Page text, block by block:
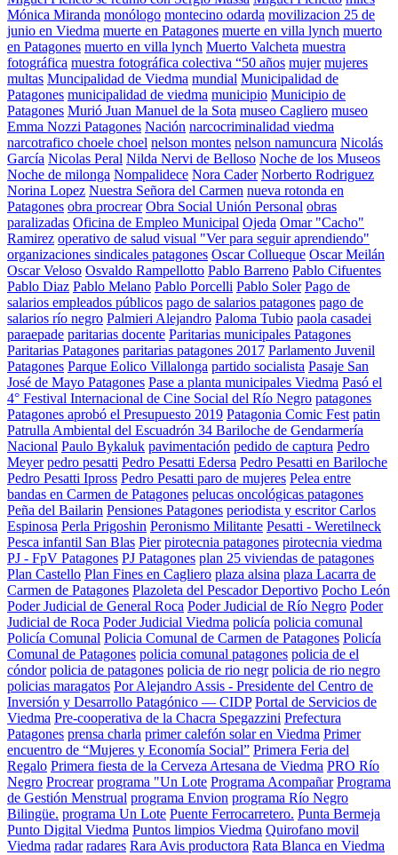
Mónica Miranda monólogo montecino odarda movilizacion 25 de
junio en Viedma muerte en Patagones muerte en villa lynch muerto
en Patagones muerto en villa lynch Muerto Valcheta muestra
fotográfica muestra fotográfica colectiva “50 años mujer mujeres
multas Muncipalidad de Viedma mundial Municipalidad de
Patagones municipalidad de viedma municipio Municipio de
Patagones Murió Juan Manuel de la Sota museo Cagliero museo
Emma Nozzi Patagones Nación narcocriminalidad viedma
narcotrafico choele choel nelson montes nelson namuncura Nicolás
García Nicolas Peral Nilda Nervi de Belloso Noche de los Museos
Noche de milonga Nompalidece Nora Cader Norberto Rodriguez
Norina Lopez Nuestra Señora del Carmen nueva rotonda en
Patagones obra procrear Obra Social Unión Personal obras
paralizadas Oficina de Empleo Municipal Ojeda Omar "Cacho"
Ramirez operativo de salud visual "Ver para seguir aprendiendo"
organizaciones sindicales patagones Oscar Collueque Oscar Meilán
Oscar Veloso Osvaldo Rampellotto Pablo Barreno Pablo Cifuentes
Pablo Diaz Pablo Melano Pablo Porcelli Pablo Soler Pago de
salarios empleados públicos pago de salarios patagones pago de
salarios río negro Palmieri Alejandro Paloma Tubio paola casadei
paraepade paritarias docente Paritarias municipales Patagones
Paritarias Patagones paritarias patagones 2017 Parlamento Juvenil
Patagones Parque Eolico Villalonga partido socialista Pasaje San
José de Mayo Patagones Pase a planta municipales Viedma Pasó el
4° Festival Internacional de Cine Social del Río Negro patagones
Patagones aprobó el Presupuesto 2019 Patagonia Comic Fest patin
Patrulla Ambiental del Escuadrón 34 Bariloche de Gendarmería
Nacional Paulo Bykaluk pavimentación pedido de captura Pedro
Meyer pedro pesatti Pedro Pesatti Edersa Pedro Pesatti en Bariloche
Pedro Pesatti Ipross Pedro Pesatti paro de mujeres Pelea entre
bandas en Carmen de Patagones pelucas oncológicas patagones
Peña del Bailarin Pensiones Patagones periodista y escritor Carlos
Espinosa Perla Prigoshin Peronismo Militante Pesatti - Weretilneck
Pesca infantil San Blas Pier pirotecnia patagones pirotecnia viedma
PJ - FpV Patagones PJ Patagones plan 25 viviendas de patagones
Plan Castello Plan Fines en Cagliero plaza alsina plaza Lacarra de
Carmen de Patagones Plazoleta del Pescador Deportivo Pocho León
Poder Judicial de General Roca Poder Judicial de Río Negro Poder
Judicial de Roca Poder Judicial Viedma policía policia comunal
Policía Comunal Policia Comunal de Carmen de Patagones Policía
Comunal de Patagones policia comunal patagones policia de el
cóndor policia de patagones policia de rio negr policia de rio negro
policias maragatos Por Alejandro Assis - Presidente del Centro de
Inversión y Desarrollo Patagónico — CIDP Portal de Servicios de
Viedma Pre-cooperativa de la Chacra Spegazzini Prefectura
Patagones prensa charla primer calefón solar en Viedma Primer
encuentro de “Mujeres y Economía Social” Primera Feria del
Regalo Primera fiesta de la Cerveza Artesana de Viedma PRO Río
Negro Procrear programa "Un Lote Programa Acompañar Programa
de Gestión Menstrual programa Envion programa Río Negro
Bilingüe. programa Un Lote Puente Ferrocarretero. Punta Bermeja
Punto Digital Viedma Puntos limpios Viedma Quirofano movil
Viedma radar radares Rara Avis productora Rata Blanca en Viedma